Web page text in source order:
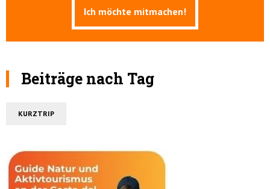
Beiträge nach Tag
KURZTRIP